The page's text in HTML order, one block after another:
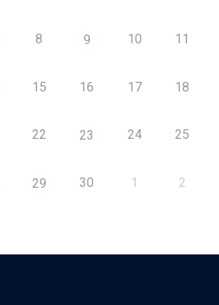
8 9 10 11
15 16 17 18
22 23 24 25
29 30 1 2